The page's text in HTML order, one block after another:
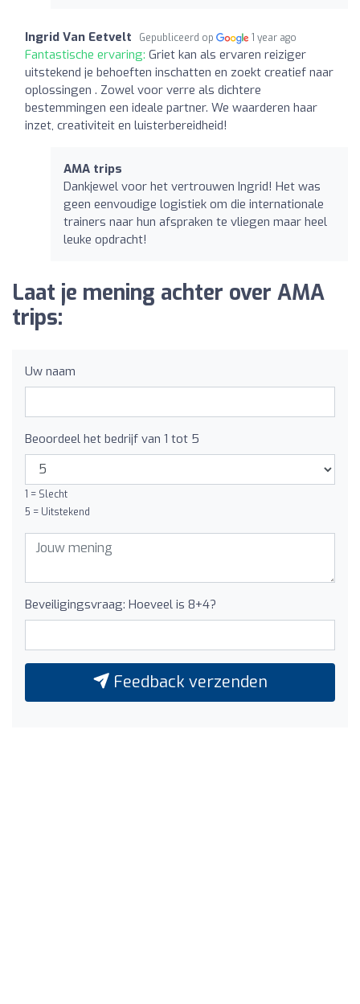
Ingrid Van Eetvelt Gepubliceerd op 1 year ago
Fantastische ervaring: Griet kan als ervaren reiziger
uitstekend je behoeften inschatten en zoekt creatief naar
oplossingen . Zowel voor verre als dichtere
bestemmingen een ideale partner. We waarderen haar
inzet, creativiteit en luisterbereidheid!
AMA trips
Dankjewel voor het vertrouwen Ingrid! Het was
geen eenvoudige logistiek om die internationale
trainers naar hun afspraken te vliegen maar heel
leuke opdracht!
Laat je mening achter over AMA
trips:
Uw naam
Beoordeel het bedrijf van 1 tot 5
1 = Slecht
5 = Uitstekend
Beveiligingsvraag: Hoeveel is 8+4?
Feedback verzenden